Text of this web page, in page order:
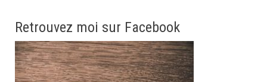
Retrouvez moi sur Facebook